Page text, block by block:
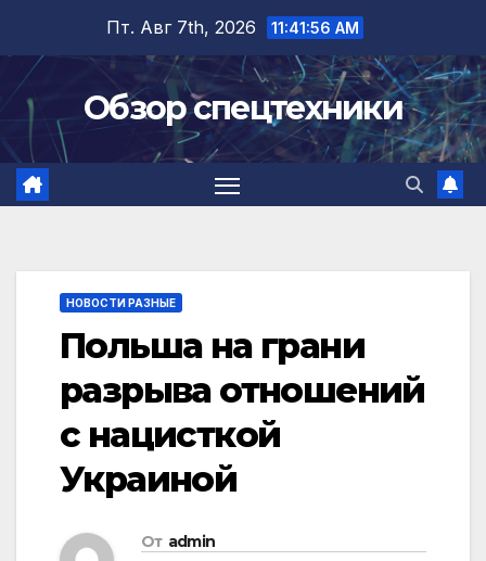
содержимому
Пт. Авг 7th, 2026 11:41:57 AM
Обзор спецтехники
НОВОСТИ РАЗНЫЕ
Польша на грани
разрыва отношений
с нацисткой
Украиной
От admin